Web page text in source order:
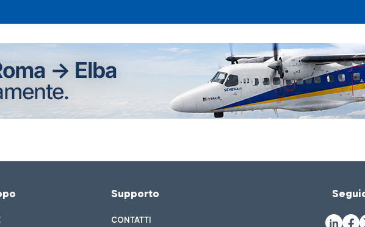
Supporto
CONTATTI